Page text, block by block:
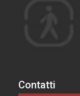
Contatti